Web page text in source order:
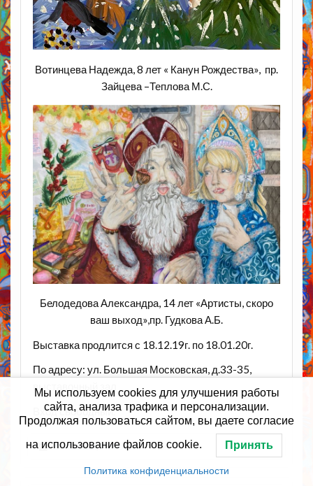
Вотинцева Надежда, 8 лет « Канун Рождества», пр.
Зайцева –Теплова М.С.
Белодедова Александра, 14 лет «Артисты, скоро
ваш выход»,пр. Гудкова А.Б.
Выставка продлится с 18.12.19г. по 18.01.20г.
По адресу: ул. Большая Московская, д.33-35,
выставочный зал
Вход свободный.
Выставки,Новости
Мы используем cookies для улучшения работы
сайта, анализа трафика и персонализации.
Продолжая пользоваться сайтом, вы даете согласие
на использование файлов cookie. Принять
Политика конфиденциальности